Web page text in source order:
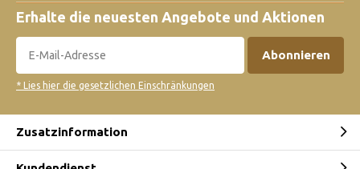
Erhalte die neuesten Angebote und Aktionen
Abonnieren
* Lies hier die gesetzlichen Einschränkungen
Zusatzinformation